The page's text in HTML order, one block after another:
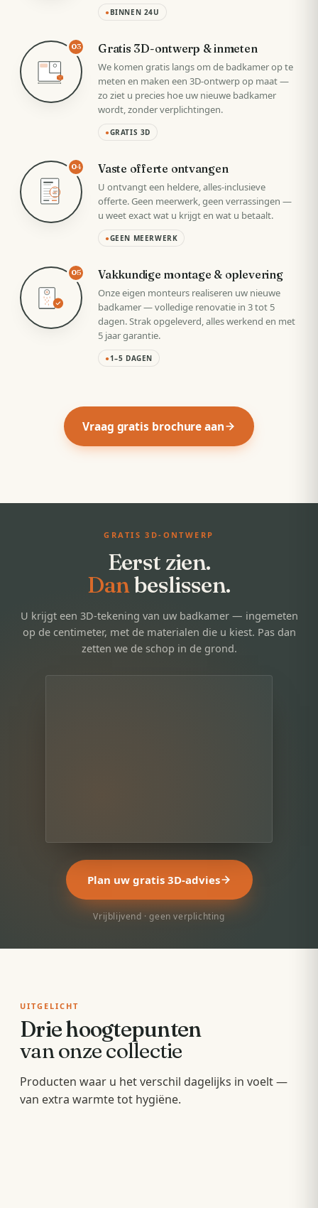
● BINNEN 24U
03 Gratis 3D-ontwerp & inmeten
We komen gratis langs om de badkamer op te
meten en maken een 3D-ontwerp op maat —
zo ziet u precies hoe uw nieuwe badkamer
wordt, zonder verplichtingen.
●GRATIS 3D
VAST
04 Vaste offerte ontvangen
U ontvangt een heldere, alles-inclusieve
offerte. Geen meerwerk, geen verrassingen —
u weet exact wat u krijgt en wat u betaalt.
●GEEN MEERWERK
05 Vakkundige montage & oplevering
Onze eigen monteurs realiseren uw nieuwe
badkamer — volledige renovatie in 3 tot 5
dagen. Strak opgeleverd, alles werkend en met
5 jaar garantie.
●1–5 DAGEN
Vraag gratis brochure aan
GRATIS 3D-ONTWERP
Eerst zien.
Danbeslissen.
U krijgt een 3D-tekening van uw badkamer — ingemeten
op de centimeter, met de materialen die u kiest. Pas dan
zetten we de schop in de grond.
Plan uw gratis 3D-advies
Vrijblijvend · geen verplichting
UITGELICHT
Drie hoogtepunten
van onze collectie
Producten waar u het verschil dagelijks in voelt —
van extra warmte tot hygiëne.
Badkamermeubels
Hang- en staande meubels met soft-close — op
Sunshowers
Spoeltoiletten